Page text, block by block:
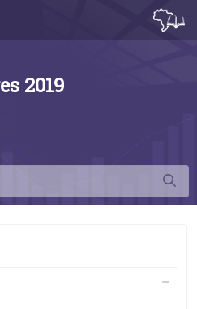
número de títulos -
2019